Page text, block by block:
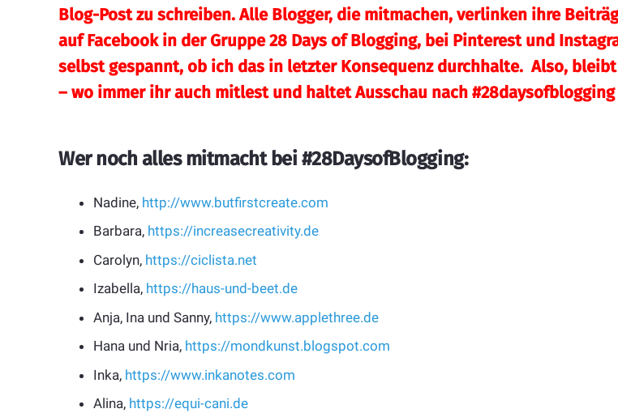
Blog-Post zu schreiben. Alle Blogger, die mitmachen, verlinken ihre
aufFacebook in der Gruppe 28 Days of Blogging, bei Pinterest und
selbst gespannt, ob ich das in letzter Konsequenz durchhalte. Also,
– wo immer ihr auch mitlest und haltet Ausschau nach #28daysofblogging
Wer noch alles mitmacht bei #28DaysofBlogging:
Nadine, http://www.butfirstcreate.com
Barbara, https://increasecreativity.de
Carolyn, https://ciclista.net
Izabella, https://haus-und-beet.de
Anja, Ina und Sanny, https://www.applethree.de
Hana und Nria, https://mondkunst.blogspot.com
Inka, https://www.inkanotes.com
Alina, https://equi-cani.de